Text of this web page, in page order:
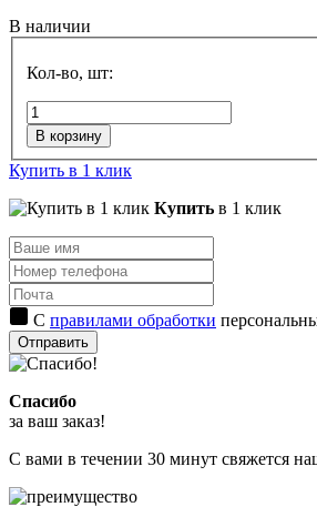
В наличии
Кол-во, шт:
В корзину
Купить в 1 клик
Купить в 1 клик
С правилами обработки
Отправить
Спасибо
за ваш заказ!
С вами в течении 30 минут свяжется